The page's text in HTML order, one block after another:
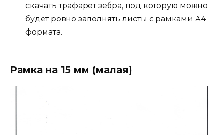
скачать трафарет зебра, под которую можно
будет ровно заполнять листы с рамками А4
формата.
Рамка на 15 мм (малая)